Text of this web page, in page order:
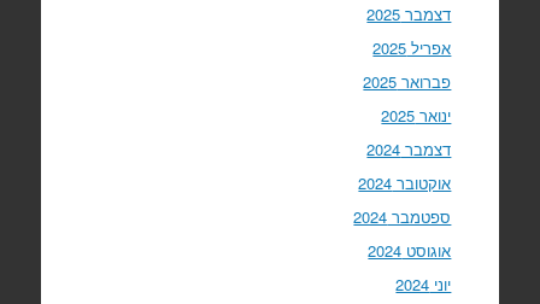
דצמבר 2025
אפריל 2025
פברואר 2025
ינואר 2025
דצמבר 2024
אוקטובר 2024
ספטמבר 2024
אוגוסט 2024
יוני 2024